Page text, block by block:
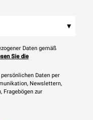
▾
Daten gemäß
Sie die
Daten per
Newslettern,
Fragebögen zur